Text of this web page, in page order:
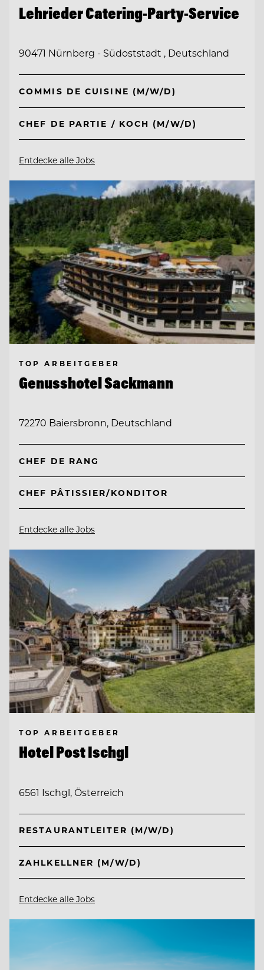
Lehrieder Catering-Party-Service
90471 Nürnberg - Südoststadt , Deutschland
COMMIS DE CUISINE (M/W/D)
CHEF DE PARTIE / KOCH (M/W/D)
Entdecke alle Jobs
TOP ARBEITGEBER
Genusshotel Sackmann
72270 Baiersbronn, Deutschland
CHEF DE RANG
CHEF PÂTISSIER/KONDITOR
Entdecke alle Jobs
TOP ARBEITGEBER
Hotel Post Ischgl
6561 Ischgl, Österreich
RESTAURANTLEITER (M/W/D)
ZAHLKELLNER (M/W/D)
Entdecke alle Jobs